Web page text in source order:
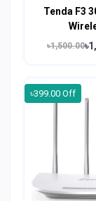
Tenda F3
৳1,500.00
৳399.00 Off